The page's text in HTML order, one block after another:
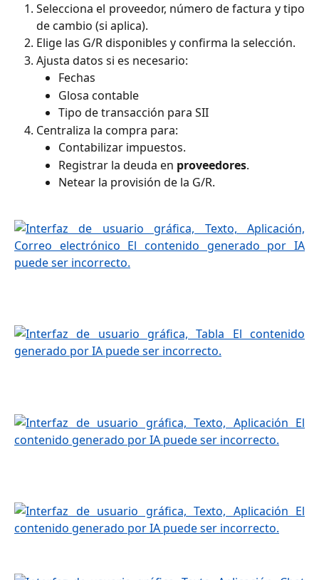
Selecciona el proveedor, número de factura y tipo
de cambio (si aplica).
Elige las G/R disponibles y confirma la selección.
Ajusta datos si es necesario:
Fechas
Glosa contable
Tipo de transacción para SII
Centraliza la compra para:
Contabilizar impuestos.
Registrar la deuda en proveedores.
Netear la provisión de la G/R.